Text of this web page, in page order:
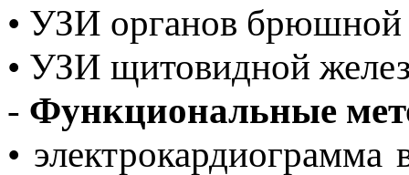
• УЗИ органов брюшной
• УЗИ щитовидной
- Функциональные
•